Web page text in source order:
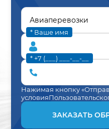
* Ваше имя
* +7 (___) ___-__-__
Нажимая кнопку
условия
ЗАКАЗАТЬ